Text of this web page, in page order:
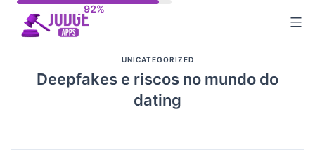
UNICATEGORIZED
Deepfakes e riscos no mundo do
dating